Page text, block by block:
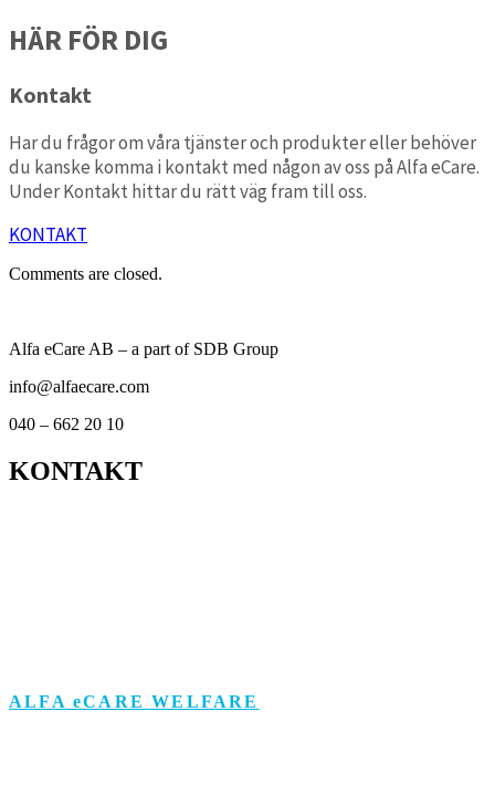
HÄR FÖR DIG
Kontakt
Har du frågor om våra tjänster och produkter eller behöver
du kanske komma i kontakt med någon av oss på Alfa eCare.
Under Kontakt hittar du rätt väg fram till oss.
KONTAKT
Comments are closed.
Alfa eCare AB – a part of SDB Group
info@alfaecare.com
040 – 662 20 10
KONTAKT
ALFA eCARE WELFARE